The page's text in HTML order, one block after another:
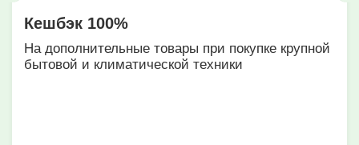
Кешбэк 100%
На дополнительные товары при покупке крупной
бытовой и климатической техники